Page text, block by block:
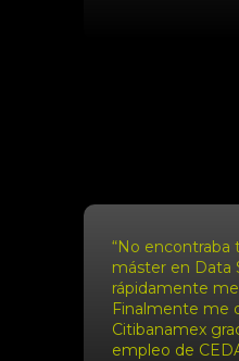
“No encontraba
máster en Data
rápidamente
Finalmente me
Citibanamex
empleo de